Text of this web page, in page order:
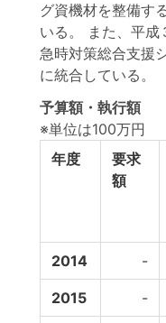
グ資機材を整備す
いる。 また、平成
急時対策総合支援
に統合している。
予算額・執行額
※単位は100万円
年度
要求
額
2014 -
2015 -